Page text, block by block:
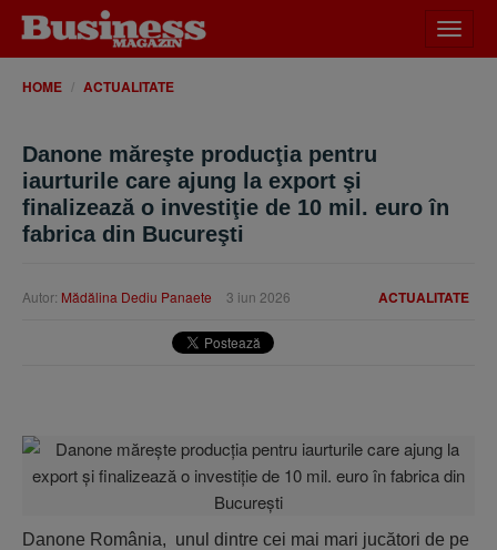
meniu
HOME ACTUALITATE
Danone măreşte producţia pentru
iaurturile care ajung la export şi
finalizează o investiţie de 10 mil. euro în
fabrica din Bucureşti
ACTUALITATE
Autor: Mădălina Dediu Panaete 3 iun 2026
Danone România, unul dintre cei mai mari jucători de pe